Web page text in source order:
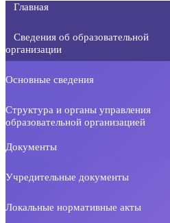
Главная
Сведения об образовательной
организации
Основные сведения
Структура и органы управления
образовательной организацией
Документы
Учредительные документы
Локальные нормативные акты